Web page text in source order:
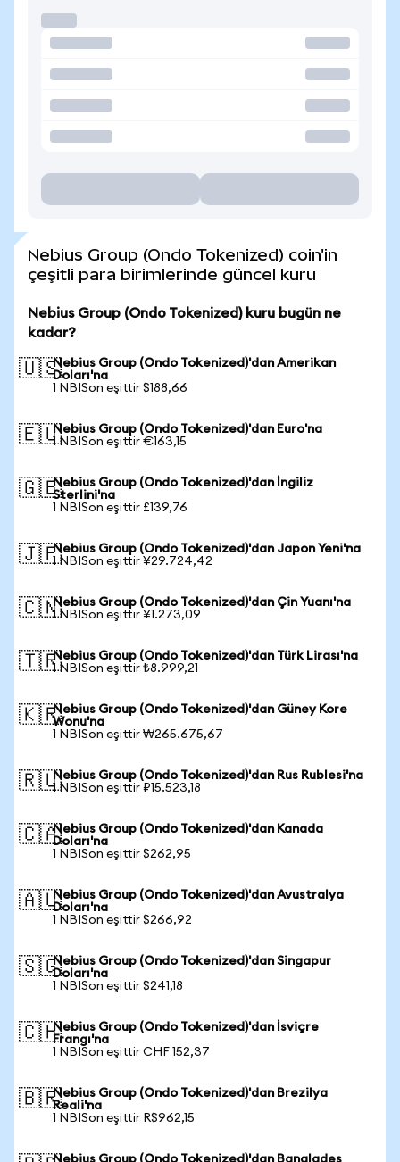
Nebius Group (Ondo Tokenized) coin'in
çeşitli para birimlerinde güncel kuru
Nebius Group (Ondo Tokenized) kuru bugün ne
kadar?
🇺🇸Nebius Group (Ondo Tokenized)'dan Amerikan
Doları'na
1 NBISon eşittir $188,66
🇪🇺Nebius Group (Ondo Tokenized)'dan Euro'na
1 NBISon eşittir €163,15
🇬🇧Nebius Group (Ondo Tokenized)'dan İngiliz
Sterlini'na
1 NBISon eşittir £139,76
🇯🇵Nebius Group (Ondo Tokenized)'dan Japon Yeni'na
1 NBISon eşittir ¥29.724,42
🇨🇳Nebius Group (Ondo Tokenized)'dan Çin Yuanı'na
1 NBISon eşittir ¥1.273,09
🇹🇷Nebius Group (Ondo Tokenized)'dan Türk Lirası'na
1 NBISon eşittir ₺8.999,21
🇰🇷Nebius Group (Ondo Tokenized)'dan Güney Kore
Wonu'na
1 NBISon eşittir ₩265.675,67
🇷🇺Nebius Group (Ondo Tokenized)'dan Rus Rublesi'na
1 NBISon eşittir ₽15.523,18
🇨🇦Nebius Group (Ondo Tokenized)'dan Kanada
Doları'na
1 NBISon eşittir $262,95
🇦🇺Nebius Group (Ondo Tokenized)'dan Avustralya
Doları'na
1 NBISon eşittir $266,92
🇸🇬Nebius Group (Ondo Tokenized)'dan Singapur
Doları'na
1 NBISon eşittir $241,18
🇨🇭Nebius Group (Ondo Tokenized)'dan İsviçre
Frangı'na
1 NBISon eşittir CHF 152,37
🇧🇷Nebius Group (Ondo Tokenized)'dan Brezilya
Reali'na
1 NBISon eşittir R$962,15
Nebius Group (Ondo Tokenized)'dan Bangladeş